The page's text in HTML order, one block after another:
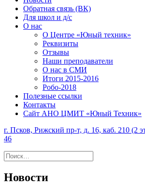
Обратная связь (ВК)
Для школ и д/с
О нас
О Центре «Юный техник»
Реквизиты
Отзывы
Наши преподаватели
О нас в СМИ
Итоги 2015-2016
Робо-2018
Полезные ссылки
Контакты
Сайт АНО ЦМИТ «Юный Техник»
г. Псков, Рижский пр-т, д. 16, каб. 210 (2
46
Найти:
Новости